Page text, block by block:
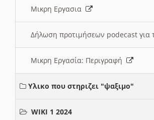
Μικρη Εργασια
Δήλωση προτιμήσεων podecast για
Μικρη Εργασία: Περιγραφή
Υλικο που στηριζει "ψαξιμο"
WIKI 1 2024